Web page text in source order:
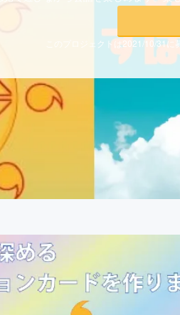
書籍・雑誌出版
このプロジェクトは2021/10/31